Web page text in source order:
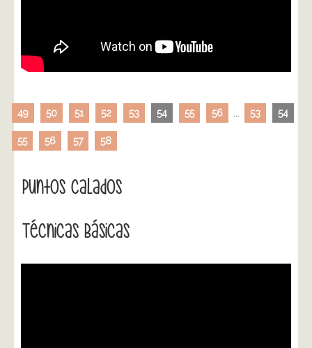
49 50 51 52 53 54 55 56 53 54
55 56 57 58
Puntos Calados
Técnicas Básicas